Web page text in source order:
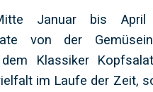
Januar bis April
von der
dem Klassiker
im Laufe der Zeit,